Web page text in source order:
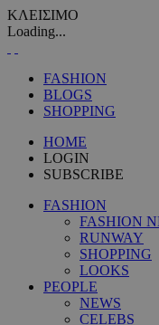
ΚΛΕΙΣΙΜΟ
Loading...
FASHION
BLOGS
SHOPPING
HOME
LOGIN
SUBSCRIBE
FASHION
FASHION
RUNWAY
SHOPPING
LOOKS
PEOPLE
NEWS
CELEBS